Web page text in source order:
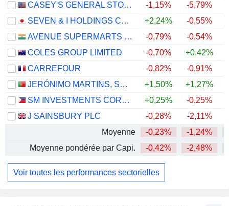
CASEY'S GENERAL STORES, INC.
-1,15% -5,79%
SEVEN & I HOLDINGS CO., LTD.
+2,24% -0,55%
AVENUE SUPERMARTS LIMITED
-0,79% -0,54%
COLES GROUP LIMITED
-0,70% +0,42%
CARREFOUR
-0,82% -0,91%
JERÓNIMO MARTINS, SGPS, S.A.
+1,50% +1,27%
SM INVESTMENTS CORPORATION
+0,25% -0,25%
J SAINSBURY PLC
-0,28% -2,11%
Moyenne
-0,23% -1,24%
Moyenne pondérée par Capi.
-0,42% -2,48%
Voir toutes les performances sectorielles